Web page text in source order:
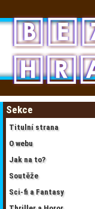
Sekce
Titulní strana
O webu
Jak na to?
Soutěže
Sci-fi a Fantasy